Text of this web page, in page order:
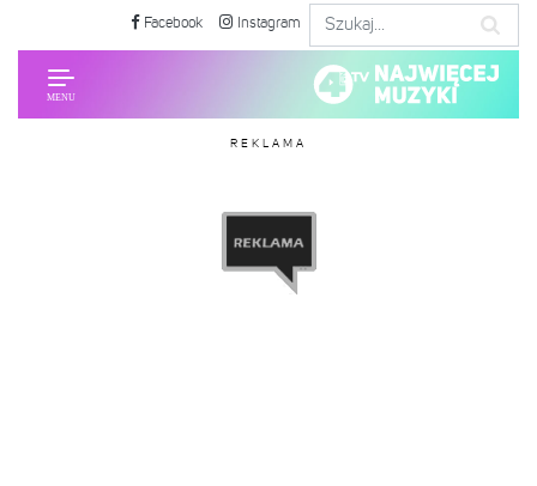
Facebook Instagram
REKLAMA